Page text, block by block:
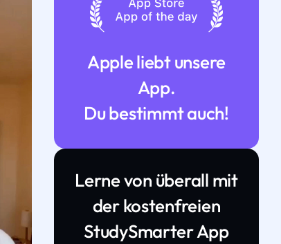
Apple liebt unsere
App.
Du bestimmt auch!
Lerne von überall mit
der kostenfreien
StudySmarter App